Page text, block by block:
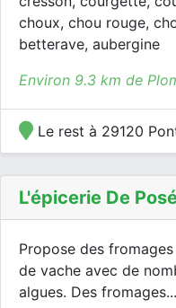
choux, chou rouge,
betterave, aubergine
Environ 9.3 km de
Le rest à 29120
L'épicerie De
Propose des
de vache avec de
algues. Des fromages...